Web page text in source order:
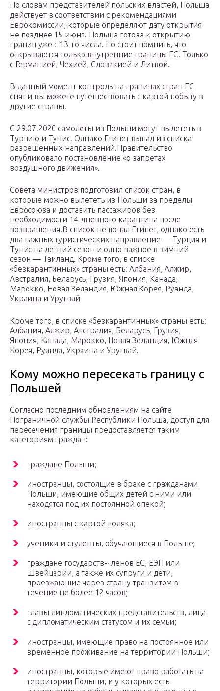
По словам представителей польских властей, Польша
действует в соответствии с рекомендациями
Еврокомиссии, которые определяют дату открытия
не позднее 15 июня. Польша готова к открытию
границ уже с 13-го числа. Но стоит помнить, что
открываются только внутренние границы ЕС! Только
с Германией, Чехией, Словакией и Литвой.
В данный момент контроль на границах стран ЕС
снят и вы можете путешествовать с картой побыту в
другие страны.
С 29.07.2020 самолеты из Польши могут вылететь в
Турцию и Тунис. Однако Египет выпал из списка
разрешенных направлений.Правительство
опубликовало постановление «о запретах
воздушного движения».
Совета министров подготовил список стран, в
которые можно вылететь из Польши за пределы
Евросоюза и доставить пассажиров без
необходимости 14-дневного карантина после
возвращения.В список не попал Египет, однако есть
два важных туристических направление — Турция и
Тунис на летний сезон и одно важное в зимний
сезон — Таиланд. Кроме того, в списке
«безкарантинных» страны есть: Албания, Алжир,
Австралия, Беларусь, Грузия, Япония, Канада,
Марокко, Новая Зеландия, Южная Корея, Руанда,
Украина и Уругвай
Кроме того, в списке «безкарантинных» страны есть:
Албания, Алжир, Австралия, Беларусь, Грузия,
Япония, Канада, Марокко, Новая Зеландия, Южная
Корея, Руанда, Украина и Уругвай.
Кому можно пересекать границу с
Польшей
Согласно последним обновлениям на сайте
Пограничной службы Республики Польша, доступ для
пересечения границы предоставляется таким
категориям граждан:
граждане Польши;
иностранцы, состоящие в браке с гражданами
Польши, имеющие общих детей с ними или
находятся под их постоянной опекой;
иностранцы с картой поляка;
ученики и студенты, обучающиеся в Польше;
граждане государств-членов ЕС, ЕЭП или
Швейцарии, а также их супруги и дети,
проезжающие через страну транзитом в
течение не более 12 часов;
главы дипломатических представительств, лица
с дипломатическим статусом и их семьи;
иностранцы, имеющие право на постоянное или
временное проживание на территории Польши;
иностранцы, которые имеют право работать на
территории Польши, и у которых есть